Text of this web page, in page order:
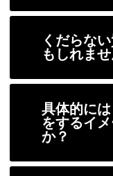
くだらな
もしれま
具体的に
をするイ
か？